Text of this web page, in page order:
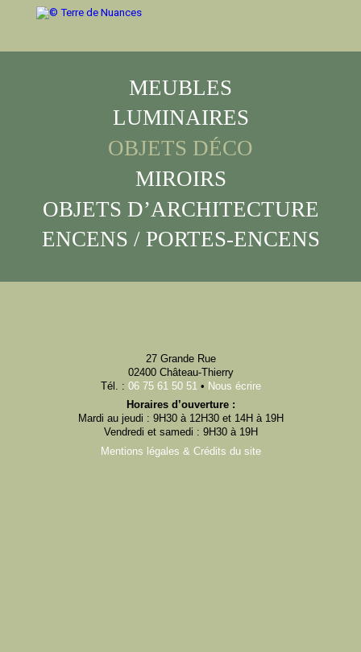
MEUBLES
LUMINAIRES
OBJETS DÉCO
MIROIRS
OBJETS D’ARCHITECTURE
ENCENS / PORTES-ENCENS
27 Grande Rue
02400 Château-Thierry
Tél. : 06 75 61 50 51 • Nous écrire
Horaires d’ouverture :
Mardi au jeudi : 9H30 à 12H30 et 14H à 19H
Vendredi et samedi : 9H30 à 19H
Mentions légales & Crédits du site